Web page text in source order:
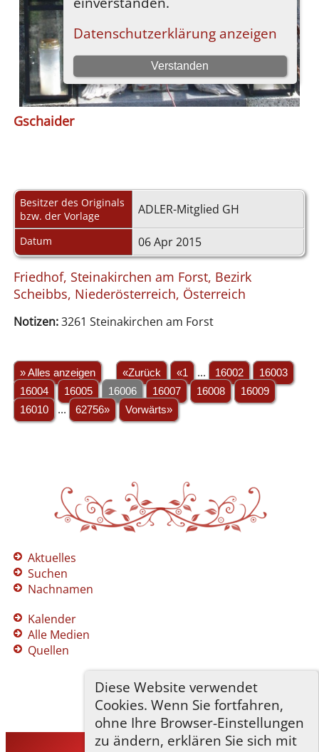
Diese Website verwendet
Cookies. Wenn Sie fortfahren,
ohne Ihre Browser-Einstellungen
zu ändern, erklären Sie sich mit
Gschaider
Besitzer des Originals
bzw. der Vorlage
ADLER-Mitglied GH
Datum 06 Apr 2015
Friedhof, Steinakirchen am Forst, Bezirk
Scheibbs, Niederösterreich, Österreich
Notizen:3261 Steinakirchen am Forst
» Alles anzeigen «Zurück «1 ... 16002
16003
16004
16005 16006 16007 16008
16009
16010
... 62756» Vorwärts»
Aktuelles
Suchen
Nachnamen
Kalender
Alle Medien
Quellen